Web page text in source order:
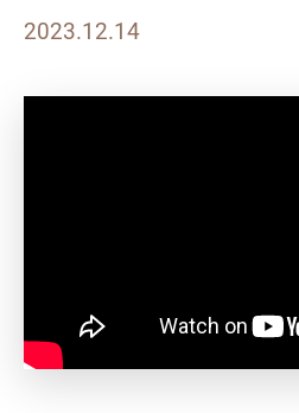
2023.12.14